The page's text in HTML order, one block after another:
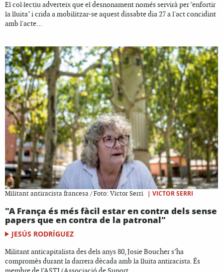
El col·lectiu adverteix que el desnonament només servirà per "enfortir
la lluita" i crida a mobilitzar-se aquest dissabte dia 27 a l'act concidint
amb l'acte...
Militant antiracista francesa / Foto: Victor Serri | VICTOR SERRI
"A França és més fàcil estar en contra dels sense
papers que en contra de la patronal"
JESÚS RODRÍGUEZ
Militant anticapitalista des dels anys 80, Josie Boucher s’ha
compromès durant la darrera dècada amb la lluita antiracista. És